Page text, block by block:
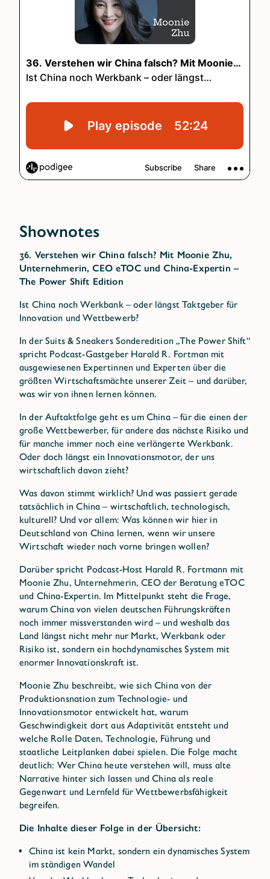
Shownotes
36. Verstehen wir China falsch? Mit Moonie Zhu,
Unternehmerin, CEO eTOC und China-Expertin –
The Power Shift Edition
Ist China noch Werkbank – oder längst Taktgeber für
Innovation und Wettbewerb?
In der Suits & Sneakers Sonderedition „The Power Shift“
spricht Podcast-Gastgeber Harald R. Fortman mit
ausgewiesenen Expertinnen und Experten über die
größten Wirtschaftsmächte unserer Zeit – und darüber,
was wir von ihnen lernen können.
In der Auftaktfolge geht es um China – für die einen der
große Wettbewerber, für andere das nächste Risiko und
für manche immer noch eine verlängerte Werkbank.
Oder doch längst ein Innovationsmotor, der uns
wirtschaftlich davon zieht?
Was davon stimmt wirklich? Und was passiert gerade
tatsächlich in China – wirtschaftlich, technologisch,
kulturell? Und vor allem: Was können wir hier in
Deutschland von China lernen, wenn wir unsere
Wirtschaft wieder nach vorne bringen wollen?
Darüber spricht Podcast-Host Harald R. Fortmann mit
Moonie Zhu, Unternehmerin, CEO der Beratung eTOC
und China-Expertin. Im Mittelpunkt steht die Frage,
warum China von vielen deutschen Führungskräften
noch immer missverstanden wird – und weshalb das
Land längst nicht mehr nur Markt, Werkbank oder
Risiko ist, sondern ein hochdynamisches System mit
enormer Innovationskraft ist.
Moonie Zhu beschreibt, wie sich China von der
Produktionsnation zum Technologie- und
Innovationsmotor entwickelt hat, warum
Geschwindigkeit dort aus Adaptivität entsteht und
welche Rolle Daten, Technologie, Führung und
staatliche Leitplanken dabei spielen. Die Folge macht
deutlich: Wer China heute verstehen will, muss alte
Narrative hinter sich lassen und China als reale
Gegenwart und Lernfeld für Wettbewerbsfähigkeit
begreifen.
Die Inhalte dieser Folge in der Übersicht:
China ist kein Markt, sondern ein dynamisches System
im ständigen Wandel